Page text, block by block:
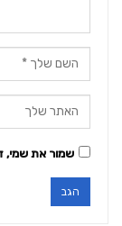
שמור את שמי,